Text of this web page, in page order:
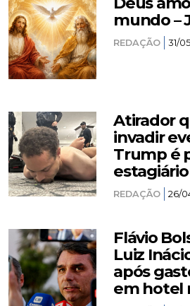
mundo –
REDAÇÃO 31/
Atirador
invadir
Trump é
REDAÇÃO 26/
Flávio
Luiz
após
em hotel